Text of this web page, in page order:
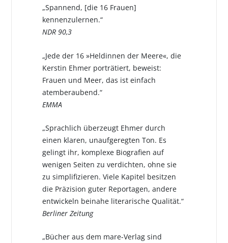
„Spannend, [die 16 Frauen]
kennenzulernen.“
NDR 90,3
„Jede der 16 »Heldinnen der Meere«, die
Kerstin Ehmer porträtiert, beweist:
Frauen und Meer, das ist einfach
atemberaubend.“
EMMA
„Sprachlich überzeugt Ehmer durch
einen klaren, unaufgeregten Ton. Es
gelingt ihr, komplexe Biografien auf
wenigen Seiten zu verdichten, ohne sie
zu simplifizieren. Viele Kapitel besitzen
die Präzision guter Reportagen, andere
entwickeln beinahe literarische Qualität.“
Berliner Zeitung
„Bücher aus dem mare-Verlag sind